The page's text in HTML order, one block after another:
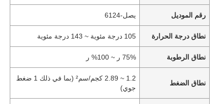
رقم الموديل يصل-6124
نطاق درجة الحرارة 105 درجة مئوية ~ 143 درجة مئوية
نطاق الرطوبة 75% ر ~ 100% ر
نطاق الضغط
1.2 ~ 2.89 كجم/سم² (بما في ذلك 1 ضغط
جوي)